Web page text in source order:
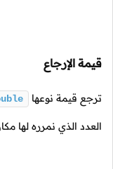
قيمة الإرجاع
ترجع قيمة نوعها
العدد الذي نمرره لها